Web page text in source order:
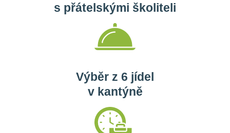
s přátelskými školiteli
Výběr z 6 jídel
v kantýně